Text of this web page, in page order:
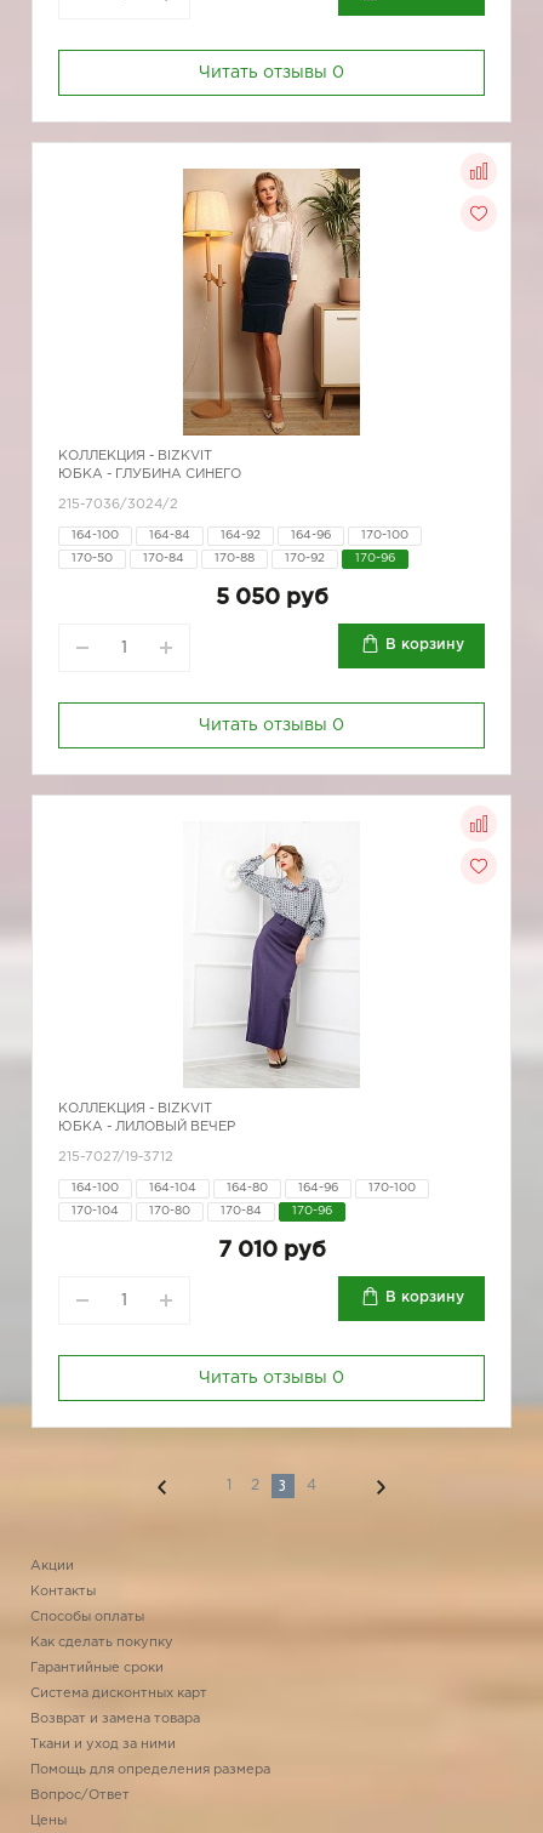
Читать отзывы 0
КОЛЛЕКЦИЯ - BIZKVIT
ЮБКА - ГЛУБИНА СИНЕГО
215-7036/3024/2
164-100 164-84 164-92 164-96 170-100
170-50 170-84 170-88 170-92 170-96
5 050 руб
В корзину
Читать отзывы 0
КОЛЛЕКЦИЯ - BIZKVIT
ЮБКА - ЛИЛОВЫЙ ВЕЧЕР
215-7027/19-3712
164-100 164-104 164-80 164-96 170-100
170-104 170-80 170-84 170-96
7 010 руб
В корзину
Читать отзывы 0
1 2 3 4
Акции
Контакты
Способы оплаты
Как сделать покупку
Гарантийные сроки
Система дисконтных карт
Возврат и замена товара
Ткани и уход за ними
Помощь для определения размера
Вопрос/Ответ
Цены